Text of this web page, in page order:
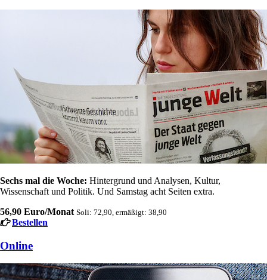
Sechs mal die Woche: Hintergrund und Analysen, Kultur,
Wissenschaft und Politik. Und Samstag acht Seiten extra.
56,90 Euro/Monat Soli: 72,90, ermäßigt: 38,90
Bestellen
Online